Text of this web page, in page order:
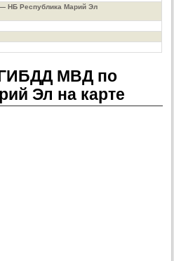
НБ Республика Марий Эл
МВД по
Эл на карте